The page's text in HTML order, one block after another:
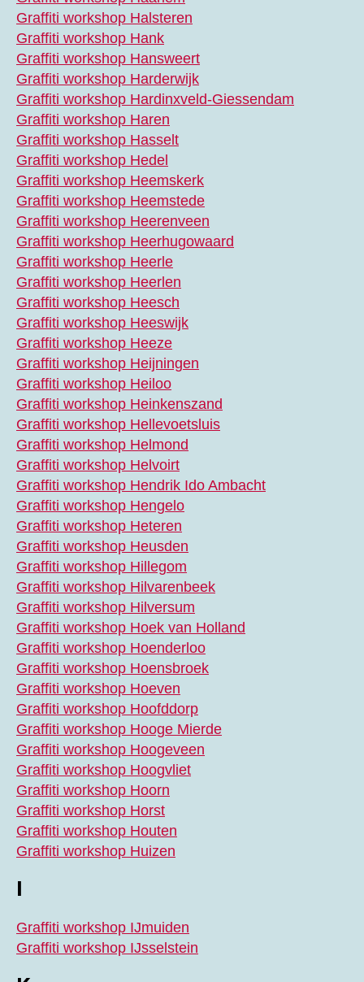
Graffiti workshop Halsteren
Graffiti workshop Hank
Graffiti workshop Hansweert
Graffiti workshop Harderwijk
Graffiti workshop Hardinxveld-Giessendam
Graffiti workshop Haren
Graffiti workshop Hasselt
Graffiti workshop Hedel
Graffiti workshop Heemskerk
Graffiti workshop Heemstede
Graffiti workshop Heerenveen
Graffiti workshop Heerhugowaard
Graffiti workshop Heerle
Graffiti workshop Heerlen
Graffiti workshop Heesch
Graffiti workshop Heeswijk
Graffiti workshop Heeze
Graffiti workshop Heijningen
Graffiti workshop Heiloo
Graffiti workshop Heinkenszand
Graffiti workshop Hellevoetsluis
Graffiti workshop Helmond
Graffiti workshop Helvoirt
Graffiti workshop Hendrik Ido Ambacht
Graffiti workshop Hengelo
Graffiti workshop Heteren
Graffiti workshop Heusden
Graffiti workshop Hillegom
Graffiti workshop Hilvarenbeek
Graffiti workshop Hilversum
Graffiti workshop Hoek van Holland
Graffiti workshop Hoenderloo
Graffiti workshop Hoensbroek
Graffiti workshop Hoeven
Graffiti workshop Hoofddorp
Graffiti workshop Hooge Mierde
Graffiti workshop Hoogeveen
Graffiti workshop Hoogvliet
Graffiti workshop Hoorn
Graffiti workshop Horst
Graffiti workshop Houten
Graffiti workshop Huizen
I
Graffiti workshop IJmuiden
Graffiti workshop IJsselstein